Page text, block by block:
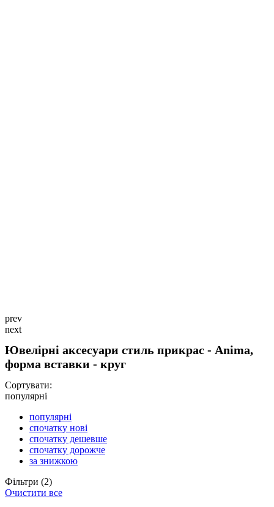
prev
next
Ювелірні аксесуари стиль прикрас - Anima,
форма вставки - круг
Сортувати:
популярні
популярні
спочатку нові
спочатку дешевше
спочатку дорожче
за знижкою
Фільтри (2)
Очистити все